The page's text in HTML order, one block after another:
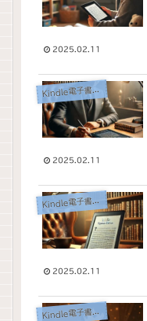
2025.02.11
Kindle電子書籍リーダー
2025.02.11
Kindle電子書籍リーダー
2025.02.11
Kindle電子書籍リーダー